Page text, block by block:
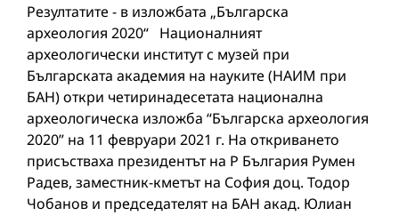
Резултатите - в изложбата „Българска
археология 2020“ Националният
археологически институт с музей при
Българската академия на науките (НАИМ при
БАН) откри четиринадесетата национална
археологическа изложба “Българска археология
2020” на 11 февруари 2021 г. На откриването
присъстваха президентът на Р България Румен
Радев, заместник-кметът на София доц. Тодор
Чобанов и председателят на БАН акад. Юлиан